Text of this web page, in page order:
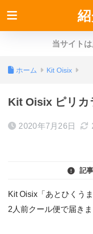
当サイト
ホーム Kit Oisix
Kit Oisix ピリカ
2020年7月26日
記
Kit Oisix「あとひくう
2人前クール便で届きま